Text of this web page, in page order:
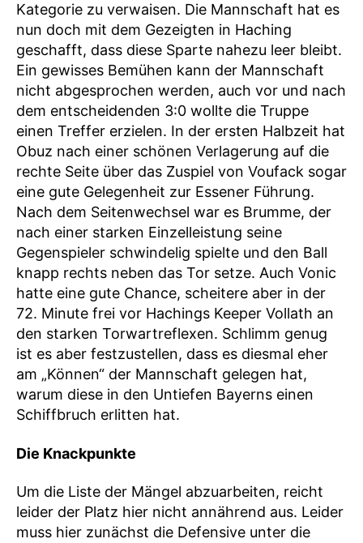
Kategorie zu verwaisen. Die Mannschaft hat es
nun doch mit dem Gezeigten in Haching
geschafft, dass diese Sparte nahezu leer bleibt.
Ein gewisses Bemühen kann der Mannschaft
nicht abgesprochen werden, auch vor und nach
dem entscheidenden 3:0 wollte die Truppe
einen Treffer erzielen. In der ersten Halbzeit hat
Obuz nach einer schönen Verlagerung auf die
rechte Seite über das Zuspiel von Voufack sogar
eine gute Gelegenheit zur Essener Führung.
Nach dem Seitenwechsel war es Brumme, der
nach einer starken Einzelleistung seine
Gegenspieler schwindelig spielte und den Ball
knapp rechts neben das Tor setze. Auch Vonic
hatte eine gute Chance, scheitere aber in der
72. Minute frei vor Hachings Keeper Vollath an
den starken Torwartreflexen. Schlimm genug
ist es aber festzustellen, dass es diesmal eher
am „Können“ der Mannschaft gelegen hat,
warum diese in den Untiefen Bayerns einen
Schiffbruch erlitten hat.
Die Knackpunkte
Um die Liste der Mängel abzuarbeiten, reicht
leider der Platz hier nicht annährend aus. Leider
muss hier zunächst die Defensive unter die